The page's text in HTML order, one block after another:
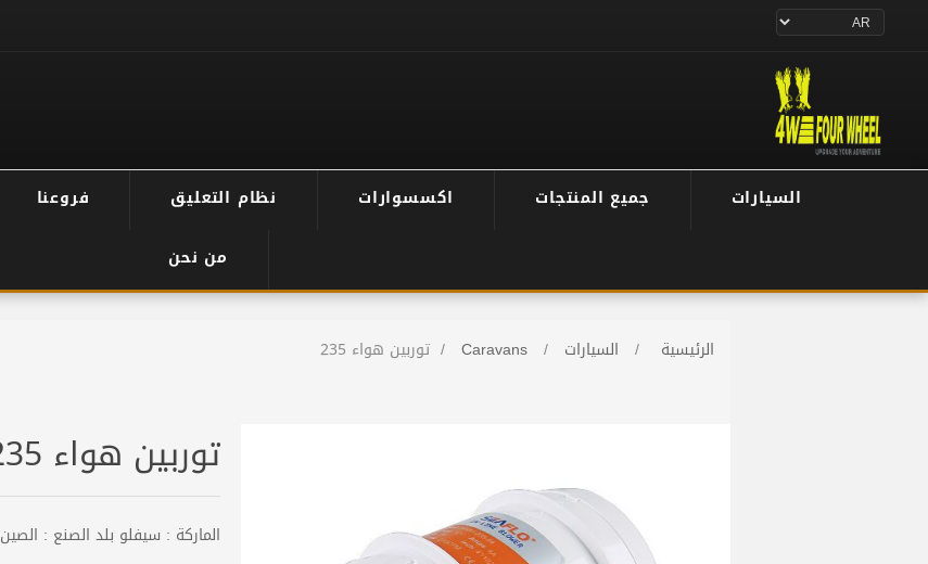
السيارات جميع المنتجات اكسسوارات نظام التعليق فروعنا
من نحن
الرئيسية / السيارات /
Caravans
/ توربين هواء 235
توربين هواء 235
الماركة : سيفلو بلد الصنع : الصين